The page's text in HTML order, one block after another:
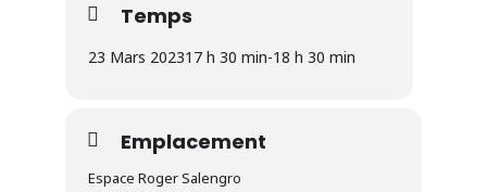
Temps
23 Mars 202317 h 30 min-18 h 30 min
Emplacement
Espace Roger Salengro